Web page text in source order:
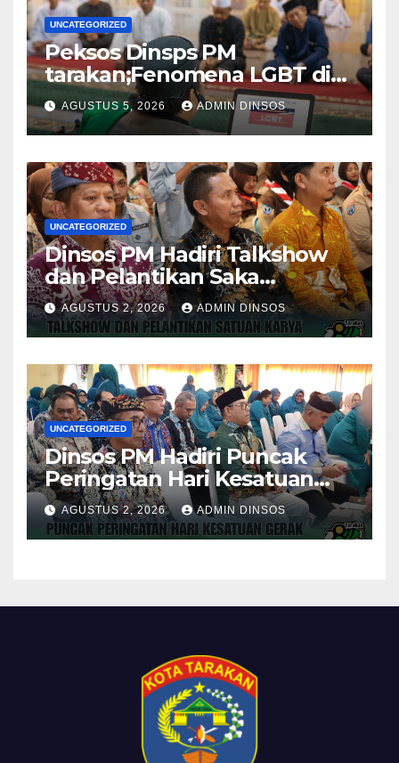
UNCATEGORIZED
Peksos Dinsps PM
tarakan;Fenomena LGBT di
Sekitar Kita, Apa yang Harus
Dilakukan?
AGUSTUS 5, 2026 ADMIN DINSOS
UNCATEGORIZED
Dinsos PM Hadiri Talkshow
dan Pelantikan Saka
Pramuka Anti Narkotika Kota
Tarakan
AGUSTUS 2, 2026 ADMIN DINSOS
UNCATEGORIZED
Dinsos PM Hadiri Puncak
Peringatan Hari Kesatuan
Gerak PKK ke-54 Tingkat
Kota Tarakan
AGUSTUS 2, 2026 ADMIN DINSOS